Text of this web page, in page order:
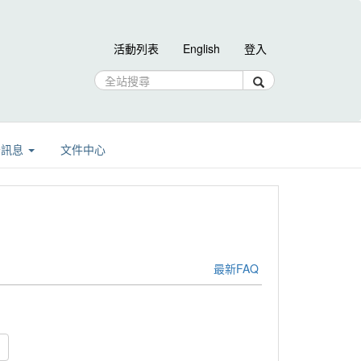
活動列表 English 登入
息 文件中心
最新FAQ